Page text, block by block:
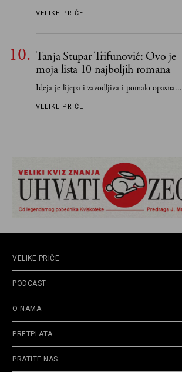
senzibiliteta... Pokušao sam (biće, samo
VELIKE PRIČE
Tanja Stupar Trifunović: Ovo je
moja lista 10 najboljih romana
Ideja je lijepa i zavodljiva i pomalo opasna...
VELIKE PRIČE
VELIKE PRIČE
PODCAST
O NAMA
PRETPLATA
PRATITE NAS